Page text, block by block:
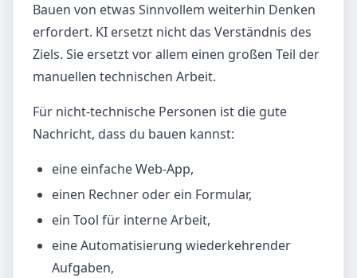
Bauen von etwas Sinnvollem weiterhin Denken
erfordert. KI ersetzt nicht das Verständnis des
Ziels. Sie ersetzt vor allem einen großen Teil der
manuellen technischen Arbeit.
Für nicht-technische Personen ist die gute
Nachricht, dass du bauen kannst:
eine einfache Web-App,
einen Rechner oder ein Formular,
ein Tool für interne Arbeit,
eine Automatisierung wiederkehrender
Aufgaben,